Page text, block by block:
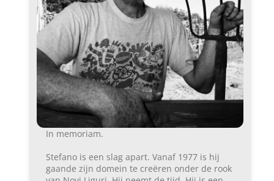
In memoriam.
Stefano is een slag apart. Vanaf 1977 is hij
gaande zijn domein te creëren onder de rook